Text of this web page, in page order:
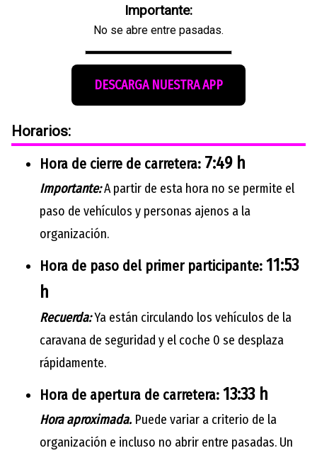
Importante:
No se abre entre pasadas.
DESCARGA NUESTRA APP
Horarios:
Hora de cierre de carretera: 7:49 h
Importante:A partir de esta hora no se permite el
paso de vehículos y personas ajenos a la
organización.
Hora de paso del primer participante: 11:53
h
Recuerda:Ya están circulando los vehículos de la
caravana de seguridad y el coche 0 se desplaza
rápidamente.
Hora de apertura de carretera: 13:33 h
Hora aproximada. Puede variar a criterio de la
organización e incluso no abrir entre pasadas. Un